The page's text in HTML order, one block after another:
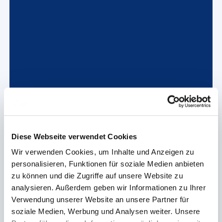
Diese Webseite verwendet Cookies
Wir verwenden Cookies, um Inhalte und Anzeigen zu
personalisieren, Funktionen für soziale Medien anbieten
zu können und die Zugriffe auf unsere Website zu
analysieren. Außerdem geben wir Informationen zu Ihrer
Verwendung unserer Website an unsere Partner für
soziale Medien, Werbung und Analysen weiter. Unsere